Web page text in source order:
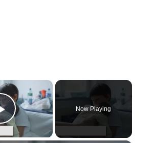
×
Play Video
Now Playing